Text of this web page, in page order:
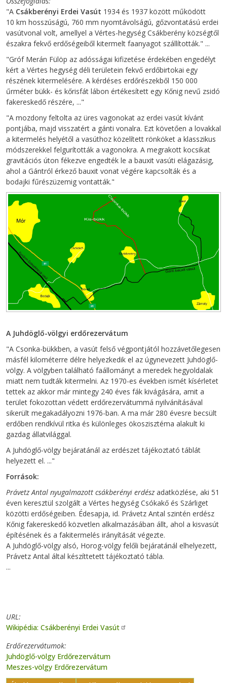
"A Csákberényi Erdei Vasút 1934 és 1937 között működött
10 km hosszúságú, 760 mm nyomtávolságú, gőzvontatású erdei
vasútvonal volt, amellyel a Vértes-hegység Csákberény községtől
északra fekvő erdőségeiből kitermelt faanyagot szállították." ...
"Gróf Merán Fülöp az adósságai kifizetése érdekében engedélyt
kért a Vértes hegység déli területein fekvő erdőbirtokai egy
részének kitermelésére. A kérdéses erdőrészekből 150 000
űrméter bükk- és kőrisfát lábon értékesített egy Kőnig nevű zsidó
fakereskedő részére, ..."
"A mozdony feltolta az üres vagonokat az erdei vasút kívánt
pontjába, majd visszatért a gánti vonalra. Ezt követően a lovakkal
a kitermelés helyétől a vasúthoz közelített rönköket a klasszikus
módszerekkel felgurították a vagonokra. A megrakott kocsikat
gravitációs úton fékezve engedték le a bauxit vasúti elágazásig,
ahol a Gántról érkező bauxit vonat végére kapcsolták és a
bodajki fűrészüzemig vontatták."
A Juhdöglő-völgyi erdőrezervátum
"A Csonka-bükkben, a vasút felső végpontjától hozzávetőlegesen
másfél kilométerre délre helyezkedik el az úgynevezett Juhdöglő-
völgy. A völgyben található faállományt a meredek hegyoldalak
miatt nem tudták kitermelni. Az 1970-es években ismét kísérletet
tettek az akkor már mintegy 240 éves fák kivágására, amit a
terület fokozottan védett erdőrezervátummá nyilvánításával
sikerült megakadályozni 1976-ban. A ma már 280 évesre becsült
erdőben rendkívül ritka és különleges ökoszisztéma alakult ki
gazdag állatvilággal.
A Juhdöglő-völgy bejáratánál az erdészet tájékoztató táblát
helyezett el. ..."
Források:
Právetz Antal nyugalmazott csákberényi erdész adatközlése, aki 51
éven keresztül szolgált a Vértes hegység Csókakő és Szárliget
közötti erdőségeiben. Édesapja, id. Právetz Antal szintén erdész
Kőnig fakereskedő közvetlen alkalmazásában állt, ahol a kisvasút
építésének és a fakitermelés irányítását végezte.
A Juhdöglő-völgy alsó, Horog-völgy felőli bejáratánál elhelyezett,
Právetz Antal által készíttetett tájékoztató tábla.
...
URL
Wikipédia: Csákberényi Erdei Vasút
Erdőrezervátumok
Juhdöglő-völgy Erdőrezervátum
Meszes-völgy Erdőrezervátum